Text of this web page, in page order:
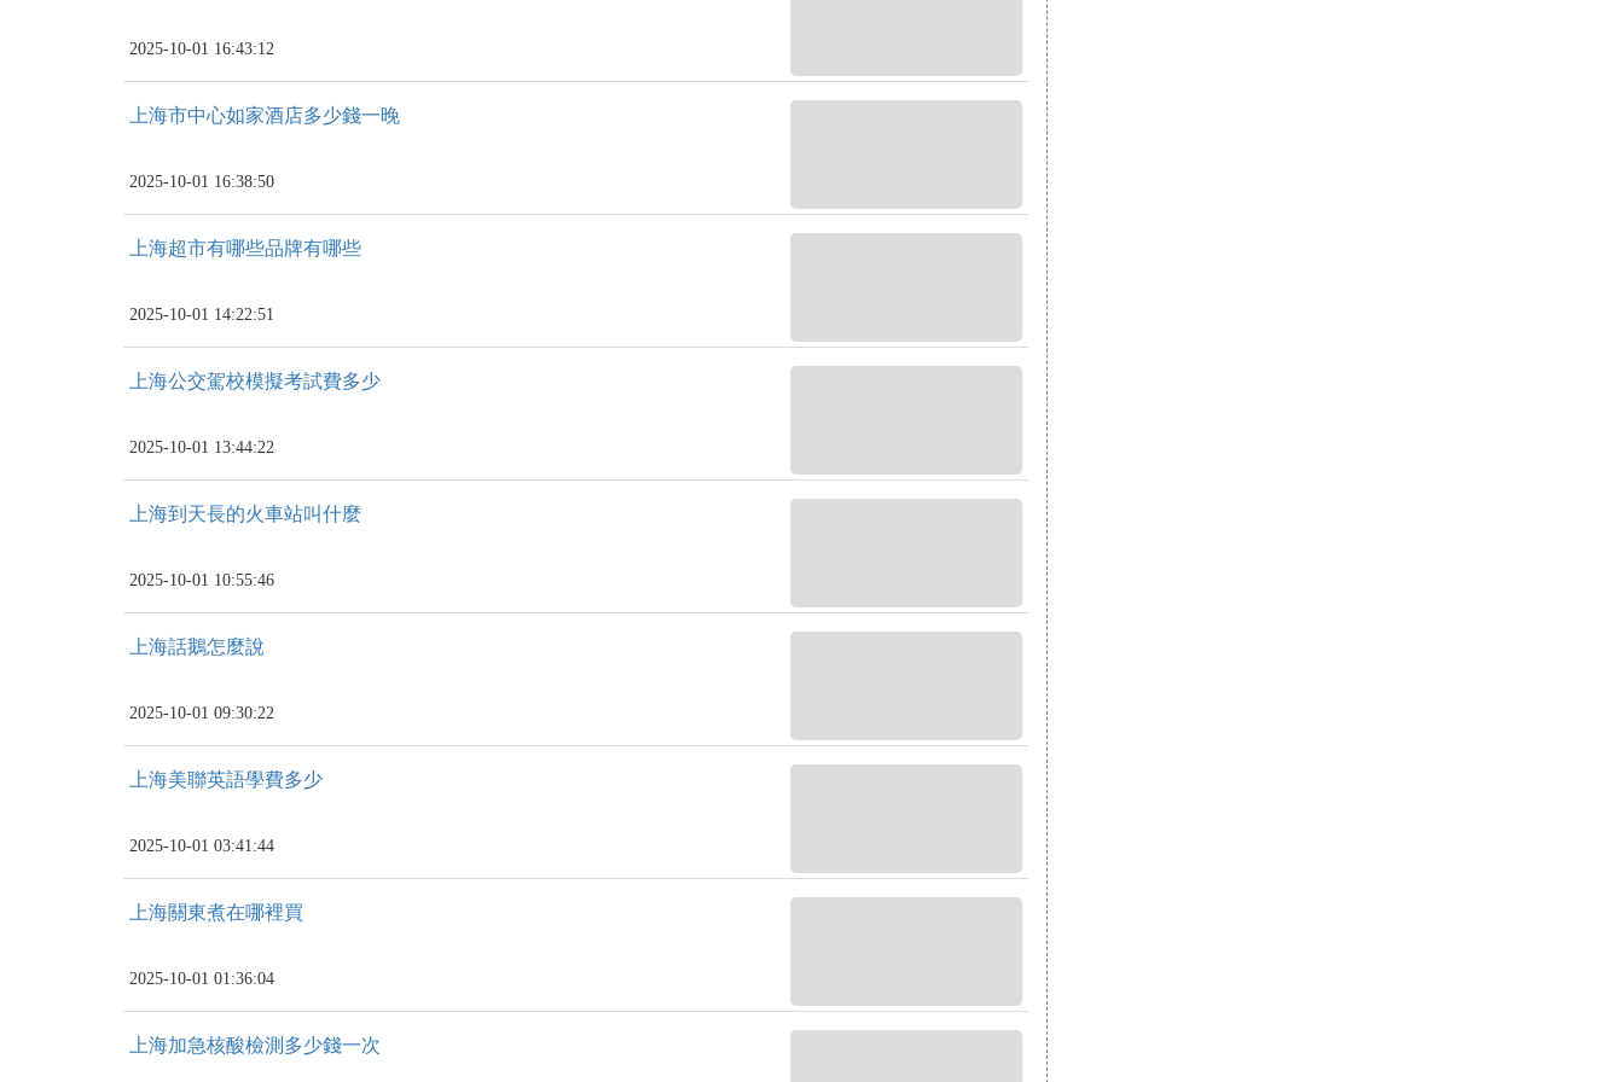
2025-10-01 16:43:12
上海市中心如家酒店多少錢一晚
2025-10-01 16:38:50
上海超市有哪些品牌有哪些
2025-10-01 14:22:51
上海公交駕校模擬考試費多少
2025-10-01 13:44:22
上海到天長的火車站叫什麼
2025-10-01 10:55:46
上海話鵝怎麼說
2025-10-01 09:30:22
上海美聯英語學費多少
2025-10-01 03:41:44
上海關東煮在哪裡買
2025-10-01 01:36:04
上海加急核酸檢測多少錢一次